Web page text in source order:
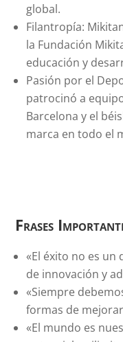
global.
Filantropía:
la Fundación
educación y
Pasión por el
patrocinó a
Barcelona y el
marca en todo el
Frases
«El éxito no es
de innovación y
«Siempre
formas de
«El mundo es